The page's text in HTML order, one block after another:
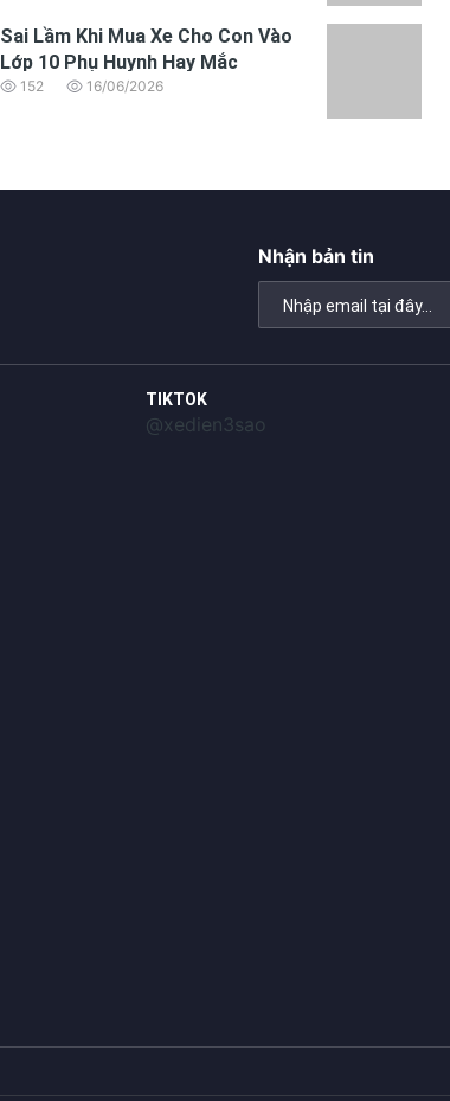
Sai Lầm Khi Mua Xe Cho Con Vào
Lớp 10 Phụ Huynh Hay Mắc
152 16/06/2026
Nhận bản tin
TIKTOK
@xedien3sao